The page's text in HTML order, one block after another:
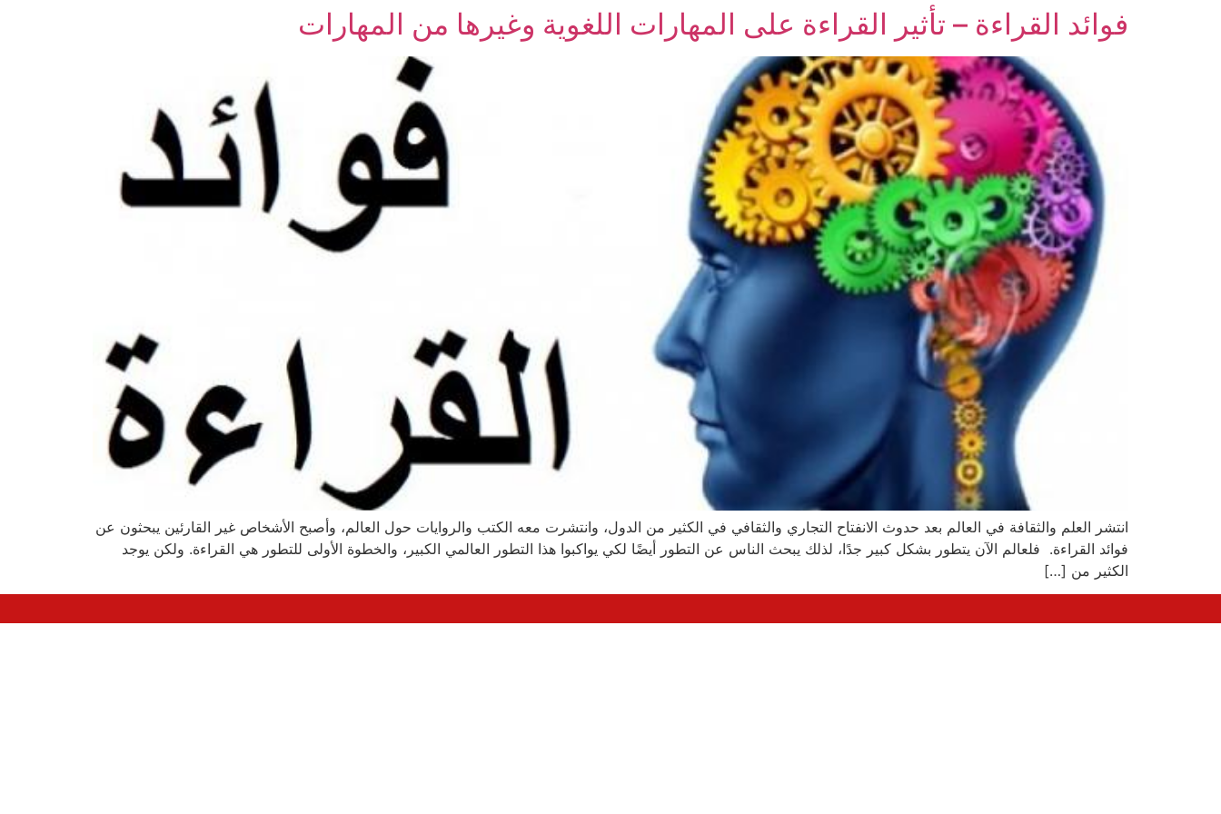
فوائد القراءة – تأثير القراءة على المهارات اللغوية وغيرها من المهارات
انتشر العلم والثقافة في العالم بعد حدوث الانفتاح التجاري والثقافي في الكثير من الدول، وانتشرت معه الكتب والروايات حول العالم، وأصبح الأشخاص غير القارئين يبحثون عن
فوائد القراءة. فلعالم الآن يتطور بشكل كبير جدًا، لذلك يبحث الناس عن التطور أيضًا لكي يواكبوا هذا التطور العالمي الكبير، والخطوة الأولى للتطور هي القراءة. ولكن يوجد
الكثير من […]